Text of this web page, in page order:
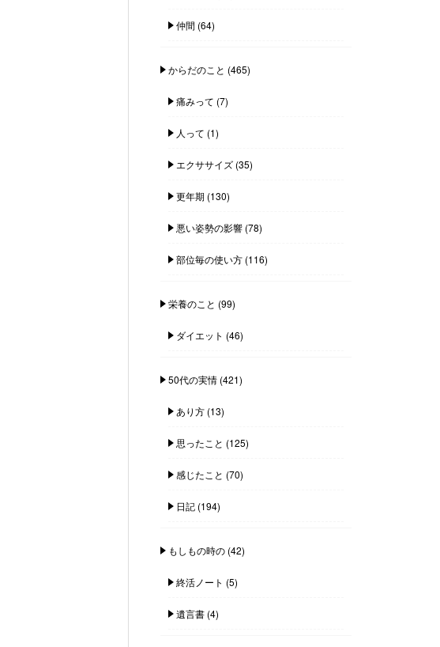
仲間 (64)
からだのこと (465)
痛みって (7)
人って (1)
エクササイズ(35)
更年期 (130)
悪い姿勢の影響(78)
部位毎の使い方(116)
栄養のこと (99)
ダイエット (46)
50代の実情(421)
あり方(13)
思ったこと (125)
感じたこと (70)
日記(194)
もしもの時の(42)
終活ノート (5)
遺言書(4)